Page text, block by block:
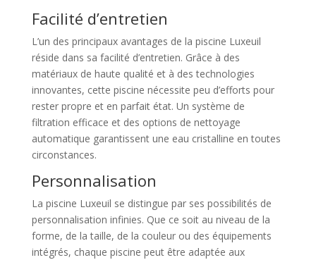
Facilité d’entretien
L’un des principaux avantages de la piscine Luxeuil
réside dans sa facilité d’entretien. Grâce à des
matériaux de haute qualité et à des technologies
innovantes, cette piscine nécessite peu d’efforts pour
rester propre et en parfait état. Un système de
filtration efficace et des options de nettoyage
automatique garantissent une eau cristalline en toutes
circonstances.
Personnalisation
La piscine Luxeuil se distingue par ses possibilités de
personnalisation infinies. Que ce soit au niveau de la
forme, de la taille, de la couleur ou des équipements
intégrés, chaque piscine peut être adaptée aux